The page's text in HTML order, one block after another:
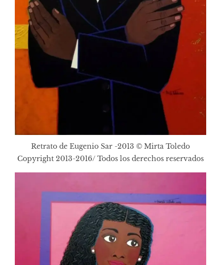
Retrato de Eugenio Sar -2013 © Mirta Toledo
Copyright 2013-2016/ Todos los derechos reservados